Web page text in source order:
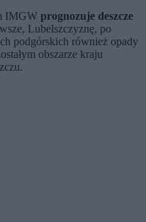
IMGW prognozuje deszcze
Lubelszczyznę, po
podgórskich również opady
obszarze kraju